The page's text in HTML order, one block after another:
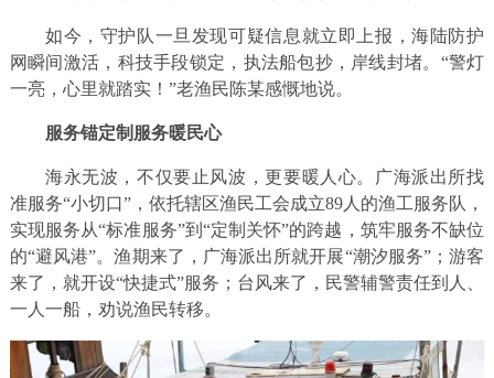
如今，守护队一旦发现可疑信息就立即上报，海陆防护
网瞬间激活，科技手段锁定，执法船包抄，岸线封堵。“警灯
一亮，心里就踏实！”老渔民陈某感慨地说。
服务锚定制服务暖民心
海永无波，不仅要止风波，更要暖人心。广海派出所找
准服务“小切口”，依托辖区渔民工会成立89人的渔工服务队，
实现服务从“标准服务”到“定制关怀”的跨越，筑牢服务不缺位
的“避风港”。渔期来了，广海派出所就开展“潮汐服务”；游客
来了，就开设“快捷式”服务；台风来了，民警辅警责任到人、
一人一船，劝说渔民转移。